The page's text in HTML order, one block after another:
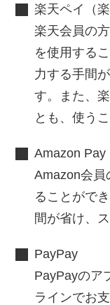
楽天ペイ（楽
楽天会員の
を使用する
力する手間
す。また、
とも、使う
Amazon Pay
Amazon会員
ることがで
間が省け、
PayPay
PayPayのア
ラインでお